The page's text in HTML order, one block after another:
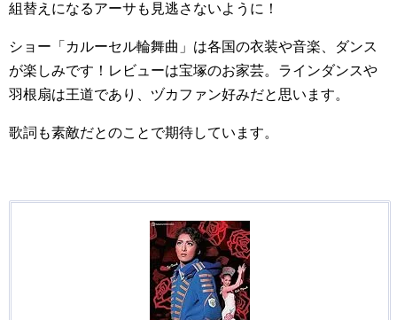
組替えになるアーサも見逃さないように！
ショー「カルーセル輪舞曲」は各国の衣装や音楽、ダンス
が楽しみです！レビューは宝塚のお家芸。ラインダンスや
羽根扇は王道であり、ヅカファン好みだと思います。
歌詞も素敵だとのことで期待しています。